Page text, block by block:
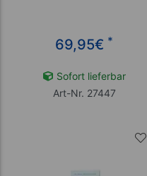
69,95€ *
Sofort lieferbar
Art-Nr. 27447